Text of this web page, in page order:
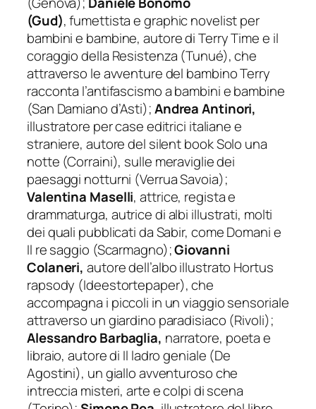
(Gud), fumettista e graphic novelist per
bambini e bambine, autore di Terry Time e il
coraggio della Resistenza (Tunué), che
attraverso le avventure del bambino Terry
racconta l’antifascismo a bambini e bambine
(San Damiano d’Asti);Andrea Antinori,
illustratore per case editrici italiane e
straniere, autore del silent bookSolo una
notte (Corraini), sulle meraviglie dei
paesaggi notturni (Verrua Savoia);
Valentina Maselli, attrice, regista e
drammaturga, autrice di albi illustrati, molti
dei quali pubblicati da Sabir, comeDomanie
Il resaggio (Scarmagno);Giovanni
Colaneri, autore dell’albo illustrato Hortus
rapsody (Ideestortepaper), che
accompagna i piccoli in un viaggio sensoriale
attraverso un giardino paradisiaco (Rivoli);
Alessandro Barbaglia, narratore, poeta e
libraio, autore di Il ladro geniale (De
Agostini), un giallo avventuroso che
intreccia misteri, arte e colpi di scena